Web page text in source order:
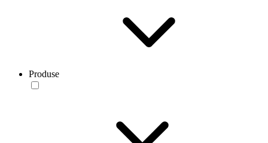
Produse